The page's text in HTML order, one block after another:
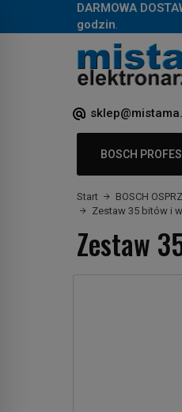
DARMOWA
godzin.
BOSCH
Start BOSCH
Zestaw 35 bitów i
Zestaw